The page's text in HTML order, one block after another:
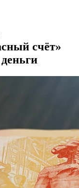
счёт»